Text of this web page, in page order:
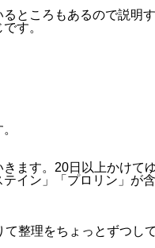
ところもあるので説明す
す。
ます。20日以上かけて
イン」「プロリン」が含
整理をちょっとずつして